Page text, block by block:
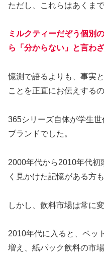
ただし、これらはあくまで
ミルクティーだぞう個別
ら「分からない」と言わ
憶測で語るよりも、事実
ことを正直にお伝えする
365シリーズ自体が学生
ブランドでした。
2000年代から2010年代初
く見かけた記憶がある方
しかし、飲料市場は常に
2010年代に入ると、ペッ
増え、紙パック飲料の市